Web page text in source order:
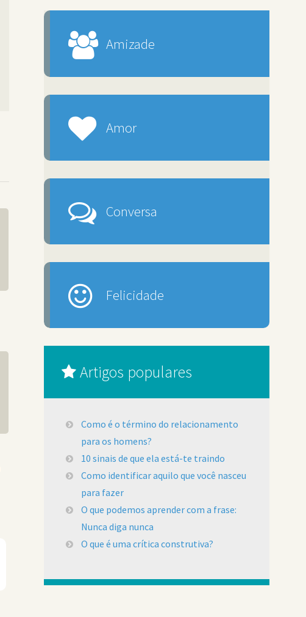
Amizade
Amor
Conversa
Felicidade
Artigos populares
Como é o término do relacionamento
para os homens?
10 sinais de que ela está-te traindo
Como identificar aquilo que você nasceu
para fazer
O que podemos aprender com a frase:
Nunca diga nunca
O que é uma crítica construtiva?